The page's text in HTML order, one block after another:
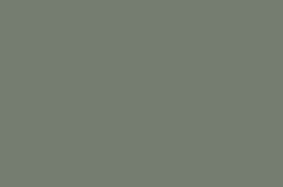
Bezugsstofflieferant KOBE